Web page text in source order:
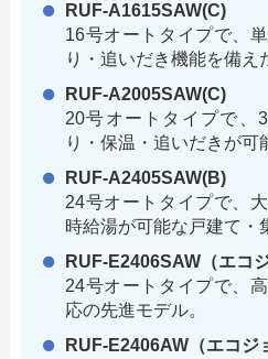
RUF-A1615SAW(C)
16号オートタイプで、
り・追いだき機能を備え
RUF-A2005SAW(C)
20号オートタイプで、
り・保温・追いだきが可
RUF-A2405SAW(B)
24号オートタイプで、
時給湯が可能な戸建て・
RUF-E2406SAW（エコ
24号オートタイプで、
応の先進モデル。
RUF-E2406AW（エコジ